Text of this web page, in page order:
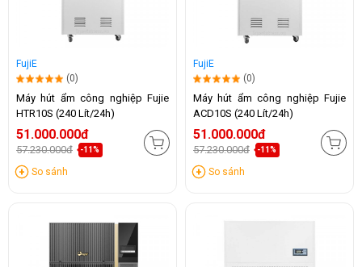
FujiE
(0)
Máy hút ẩm công nghiệp Fujie
HTR10S (240 Lít/24h)
51.000.000đ
57.230.000đ -11%
So sánh
FujiE
(0)
Máy hút ẩm công nghiệp Fujie
ACD10S (240 Lít/24h)
51.000.000đ
57.230.000đ -11%
So sánh